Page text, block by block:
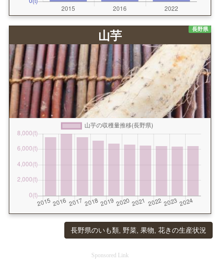
長野県
山芋
長野県のいも類, 野菜, 果物, 花きの生産状況
Sponsored Link